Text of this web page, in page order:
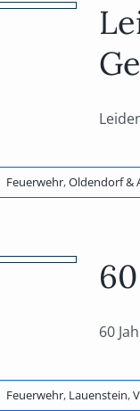
Feuerwehr,Oldendorf &
60
Feuerwehr, Lauenstein,